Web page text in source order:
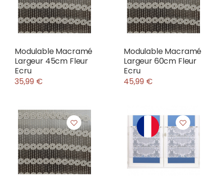
Modulable Macramé
Largeur 45cm Fleur
Ecru
35,99 €
Modulable Macramé
Largeur 60cm Fleur
Ecru
45,99 €